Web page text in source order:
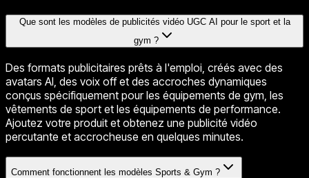
Que sont les modèles de publicités vidéo UGC AI pour le sport et la
gym ?
Des formats publicitaires prêts à l'emploi, créés avec des
avatars AI, des voix off et des accroches dynamiques
conçus spécifiquement pour les équipements de gym, les
vêtements de sport et les équipements de performance.
Ajoutez votre produit et obtenez une publicité vidéo
percutante et accrocheuse en quelques minutes.
Comment fonctionnent les modèles Sports & Gym ?